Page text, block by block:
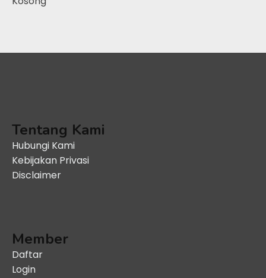
Tentang Kami
Hubungi Kami
Kebijakan Privasi
Disclaimer
Member
Daftar
Login